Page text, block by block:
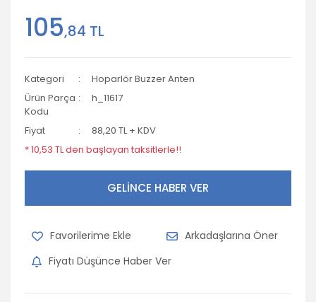
105,84 TL
Kategori
Hoparlör Buzzer Anten
Ürün Parça
Kodu
h_11617
Fiyat
88,20 TL + KDV
* 10,53 TL den başlayan taksitlerle!!
GELİNCE HABER VER
Arkadaşlarına Öner
Fiyatı Düşünce Haber Ver